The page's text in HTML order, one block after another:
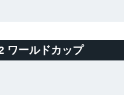
ワールドカップ